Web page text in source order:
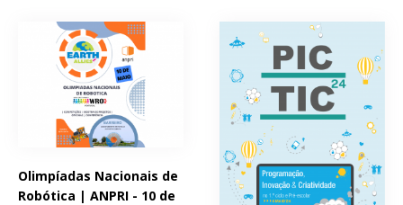
Olimpíadas Nacionais de
Robótica | ANPRI - 10 de